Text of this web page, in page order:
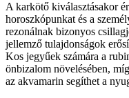
A karkötő kiválasztásakor
horoszkópunkat és a
rezonálnak bizonyos
jellemző tulajdonságok
Kos jegyűek számára a
önbizalom növelésében,
az akvamarin segíthet a